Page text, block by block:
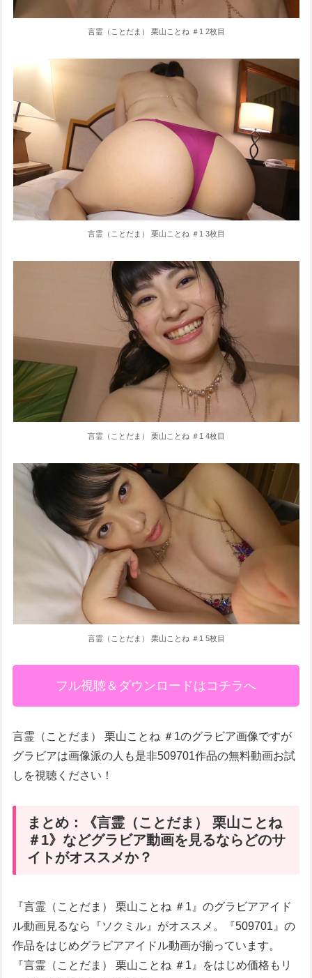
言霊（ことだま） 栗山ことね ＃1 2枚目
言霊（ことだま） 栗山ことね ＃1 3枚目
言霊（ことだま） 栗山ことね ＃1 4枚目
言霊（ことだま） 栗山ことね ＃1 5枚目
フル視聴＆ダウンロードはコチラへ
言霊（ことだま） 栗山ことね ＃1のグラビア画像ですが
グラビアは画像派の人も是非509701作品の無料動画お試
しを視聴ください！
まとめ：《言霊（ことだま） 栗山ことね
＃1》などグラビア動画を見るならどのサ
イトがオススメか？
『言霊（ことだま） 栗山ことね ＃1』のグラビアアイド
ル動画見るなら『ソクミル』がオススメ。『509701』の
作品をはじめグラビアアイドル動画が揃っています。
『言霊（ことだま） 栗山ことね ＃1』をはじめ価格もリ